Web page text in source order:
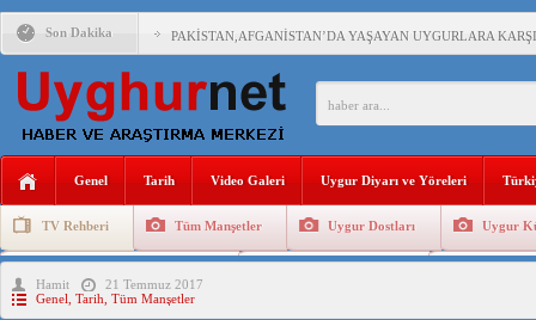
Son Dakika PAKİSTAN,AFGANİSTAN’DA YAŞAYAN UYGURLARA
ÇİN’İN DOĞU TÜRKİSTAN’DAKİ UYGULAMALARI
DİYANET AKADEMİSİ BAŞKANI DOÇ.DR.KAAN : DOĞU
ÇİN’İN UYGUR POLİTİKALARINI ÖVEN DİYANET
Genel Tarih Video Galeri Uygur Diyarı ve Yöreleri
TV Rehberi Tüm Manşetler Uygur Dostları Uygur
Uygurlarda Düğün ve Cenaze
Hamit
21 Temmuz 2017
Genel Tarih Tüm Manşetler